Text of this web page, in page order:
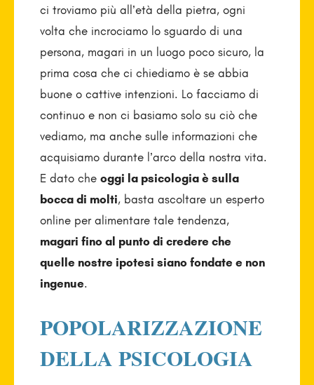
ci troviamo più all’età della pietra, ogni
volta che incrociamo lo sguardo di una
persona, magari in un luogo poco sicuro, la
prima cosa che ci chiediamo è se abbia
buone o cattive intenzioni. Lo facciamo di
continuo e non ci basiamo solo su ciò che
vediamo, ma anche sulle informazioni che
acquisiamo durante l’arco della nostra vita.
E dato che oggi la psicologia è sulla
bocca di molti, basta ascoltare un esperto
online per alimentare tale tendenza,
magari fino al punto di credere che
quelle nostre ipotesi siano fondate e non
ingenue.
POPOLARIZZAZIONE
DELLA PSICOLOGIA